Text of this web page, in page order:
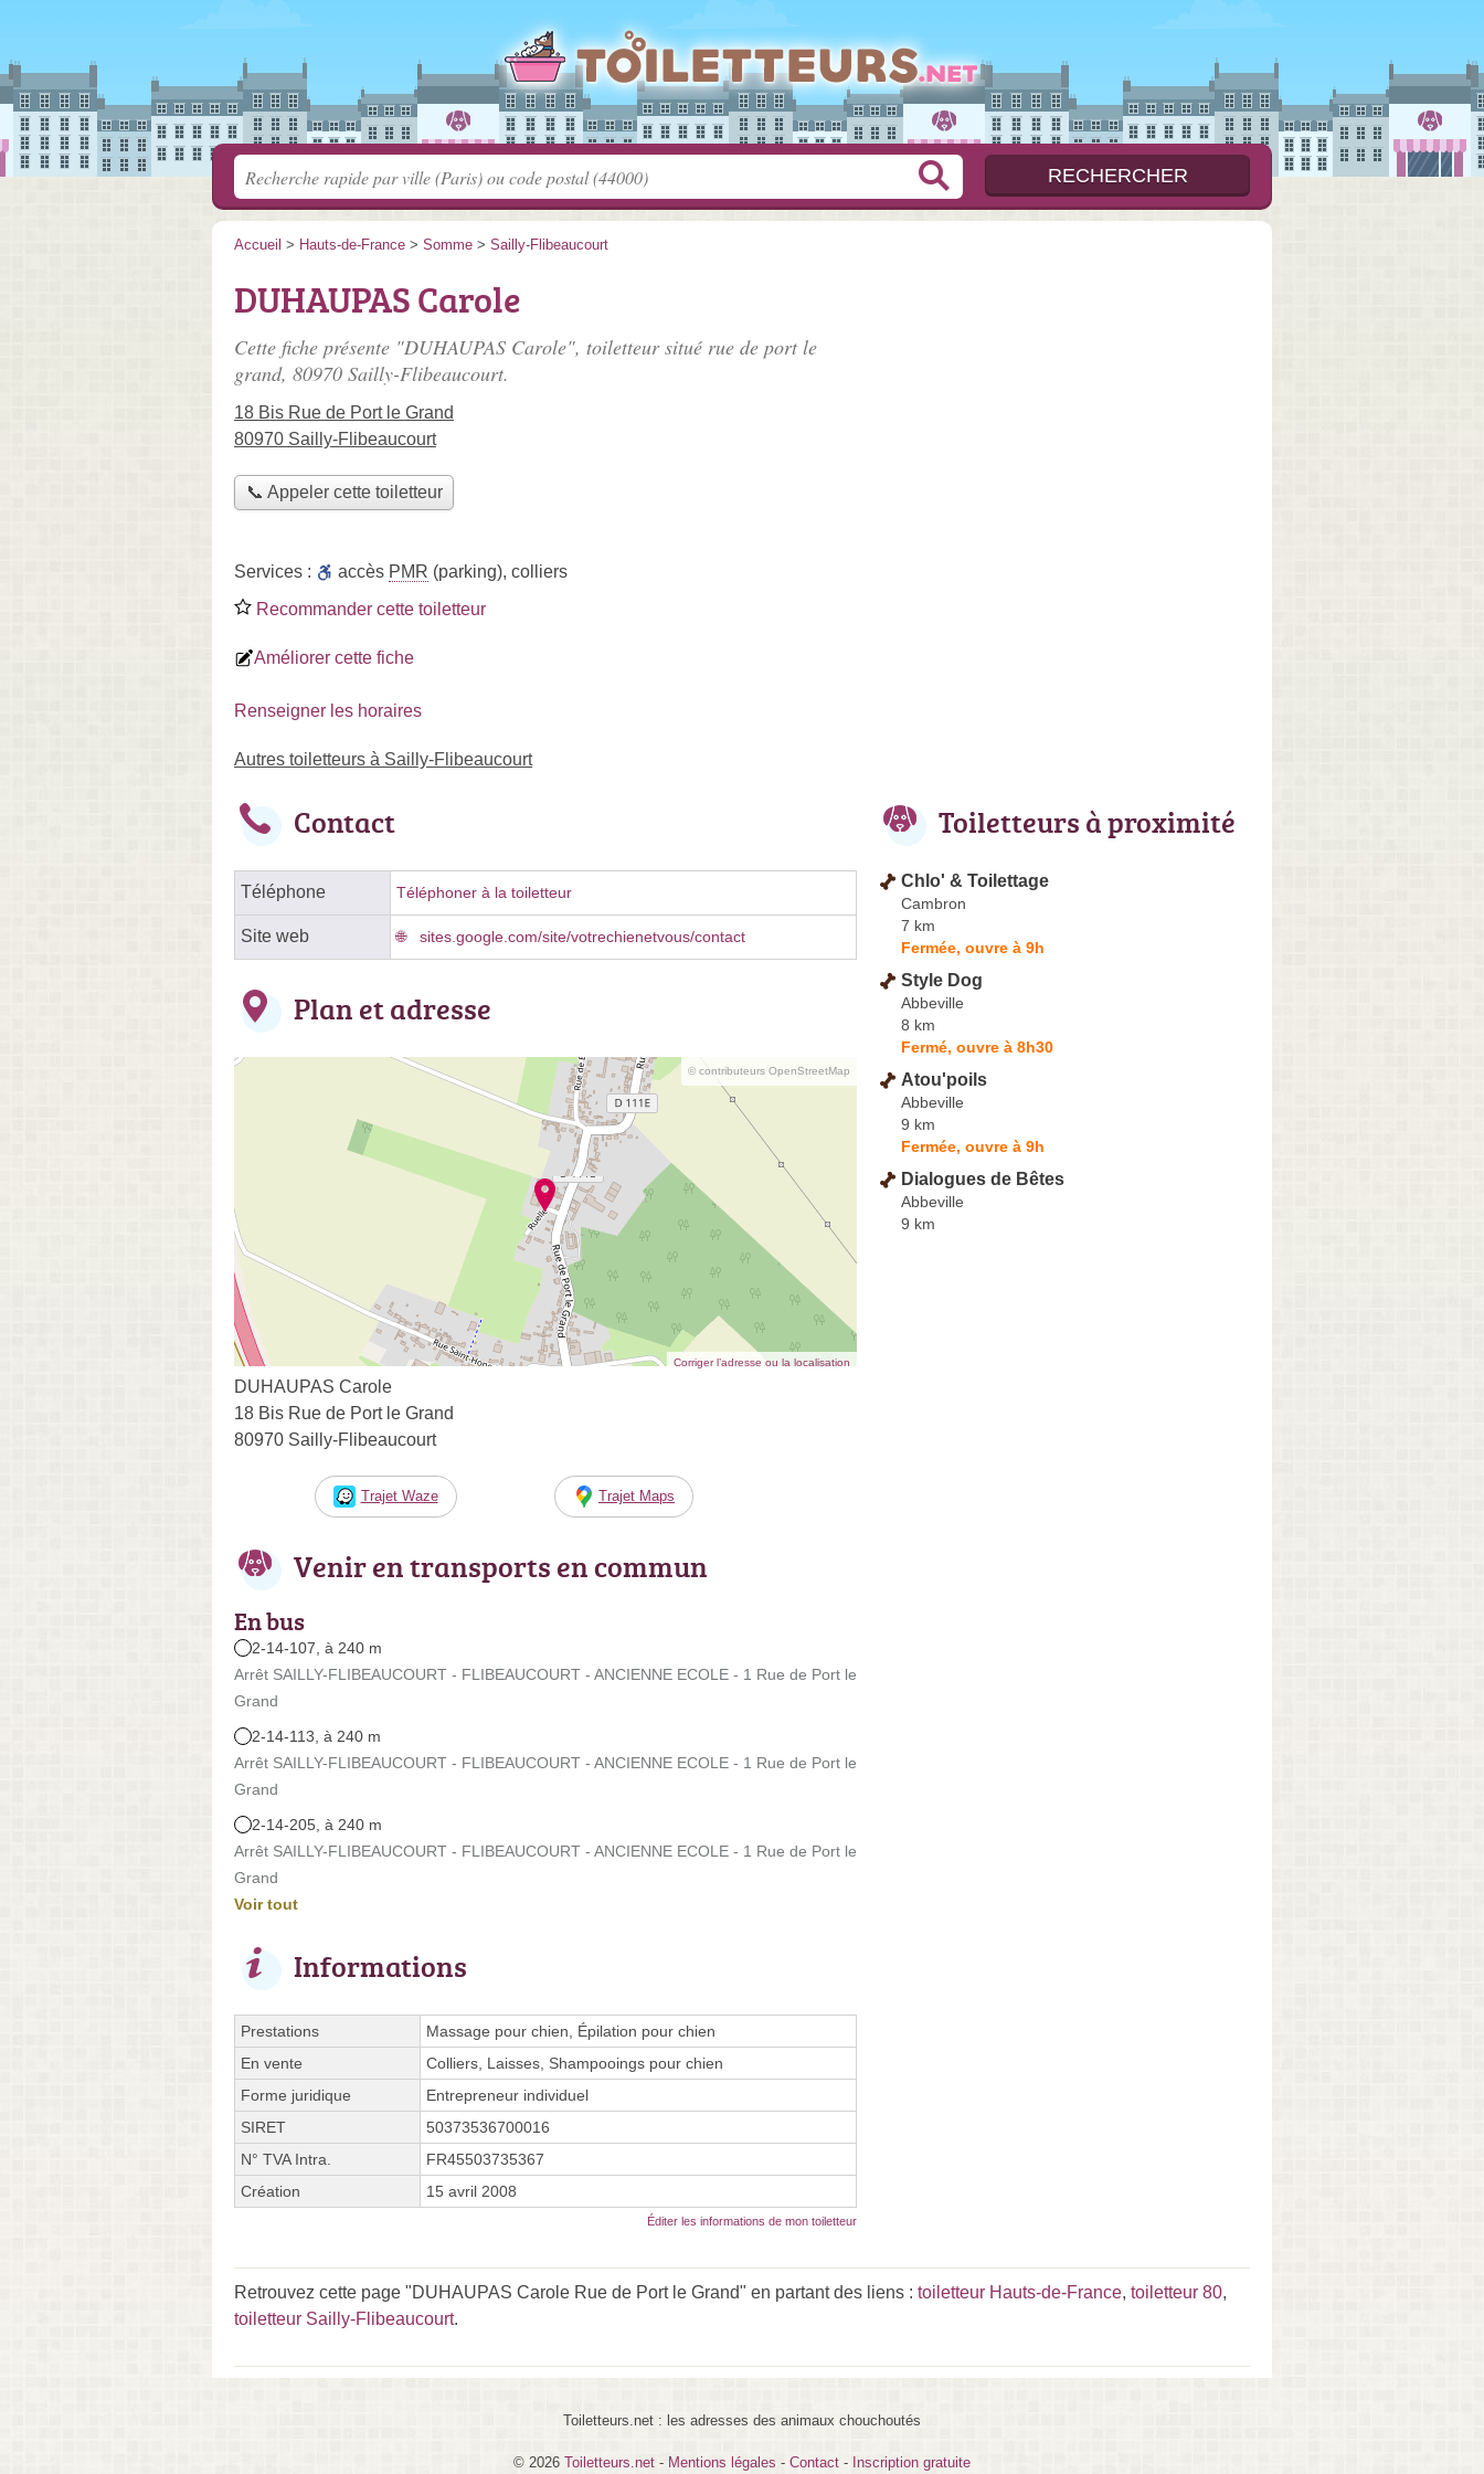
Accueil > Hauts-de-France > Somme > Sailly-Flibeaucourt
DUHAUPAS Carole
Cette fiche présente "DUHAUPAS Carole", toiletteur situé rue de port le
grand, 80970 Sailly-Flibeaucourt.
18 Bis Rue de Port le Grand
80970 Sailly-Flibeaucourt
📞 Appeler cette toiletteur
Services : accès PMR (parking), colliers
Recommander cette toiletteur
Améliorer cette fiche
Renseigner les horaires
Autres toiletteurs à Sailly-Flibeaucourt
Contact
Téléphone Téléphoner à la toiletteur
Site web sites.google.com/site/votrechienetvous/contact
Plan et adresse
© contributeurs OpenStreetMap
Corriger l’adresse ou la localisation
DUHAUPAS Carole
18 Bis Rue de Port le Grand
80970 Sailly-Flibeaucourt
Trajet Waze Trajet Maps
Venir en transports en commun
En bus
2-14-107, à 240 m
Arrêt SAILLY-FLIBEAUCOURT - FLIBEAUCOURT - ANCIENNE ECOLE - 1 Rue de Port le
Grand
2-14-113, à 240 m
Arrêt SAILLY-FLIBEAUCOURT - FLIBEAUCOURT - ANCIENNE ECOLE - 1 Rue de Port le
Grand
2-14-205, à 240 m
Arrêt SAILLY-FLIBEAUCOURT - FLIBEAUCOURT - ANCIENNE ECOLE - 1 Rue de Port le
Grand
Voir tout
Informations
Prestations
Massage pour chien, Épilation pour chien
En vente
Colliers, Laisses, Shampooings pour chien
Forme juridique
Entrepreneur individuel
SIRET
50373536700016
N° TVA Intra.
FR45503735367
Création
15 avril 2008
Éditer les informations de mon toiletteur
Toiletteurs à proximité
Chlo' & Toilettage
Cambron
7 km
Fermée, ouvre à 9h
Style Dog
Abbeville
8 km
Fermé, ouvre à 8h30
Atou'poils
Abbeville
9 km
Fermée, ouvre à 9h
Dialogues de Bêtes
Abbeville
9 km
Retrouvez cette page "DUHAUPAS Carole Rue de Port le Grand" en partant des liens : toiletteur Hauts-de-France, toiletteur 80,
toiletteur Sailly-Flibeaucourt.
Toiletteurs.net : les adresses des animaux chouchoutés
© 2026 Toiletteurs.net - Mentions légales - Contact - Inscription gratuite